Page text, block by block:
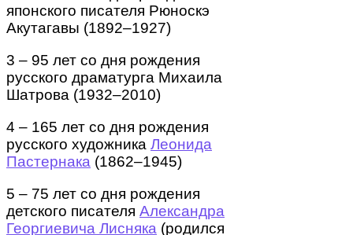
японского писателя Рюноскэ
Акутагавы (1892–1927)
3 – 95 лет со дня рождения
русского драматурга Михаила
Шатрова (1932–2010)
4 – 165 лет со дня рождения
русского художника Леонида
Пастернака (1862–1945)
5 – 75 лет со дня рождения
детского писателя Александра
Георгиевича Лисняка (родился